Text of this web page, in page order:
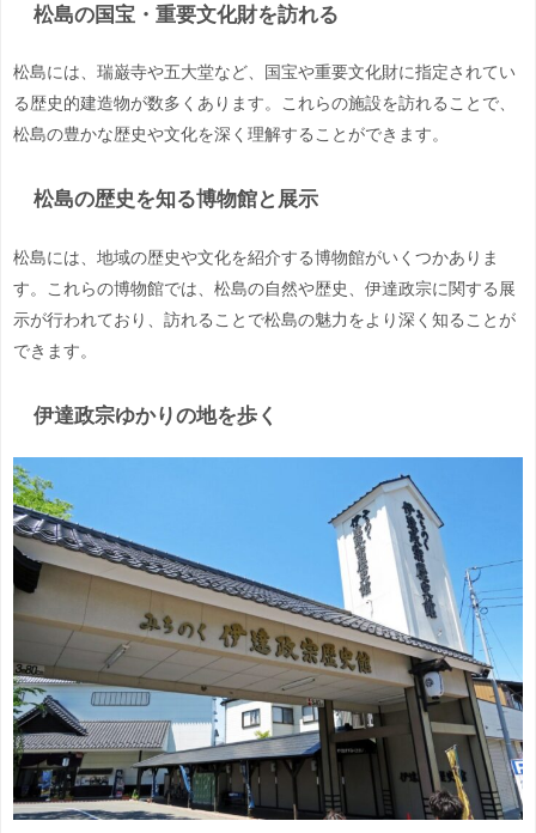
松島の国宝・重要文化財を訪れる
松島には、瑞巌寺や五大堂など、国宝や重要文化財に指定されてい
る歴史的建造物が数多くあります。これらの施設を訪れることで、
松島の豊かな歴史や文化を深く理解することができます。
松島の歴史を知る博物館と展示
松島には、地域の歴史や文化を紹介する博物館がいくつかありま
す。これらの博物館では、松島の自然や歴史、伊達政宗に関する展
示が行われており、訪れることで松島の魅力をより深く知ることが
できます。
伊達政宗ゆかりの地を歩く